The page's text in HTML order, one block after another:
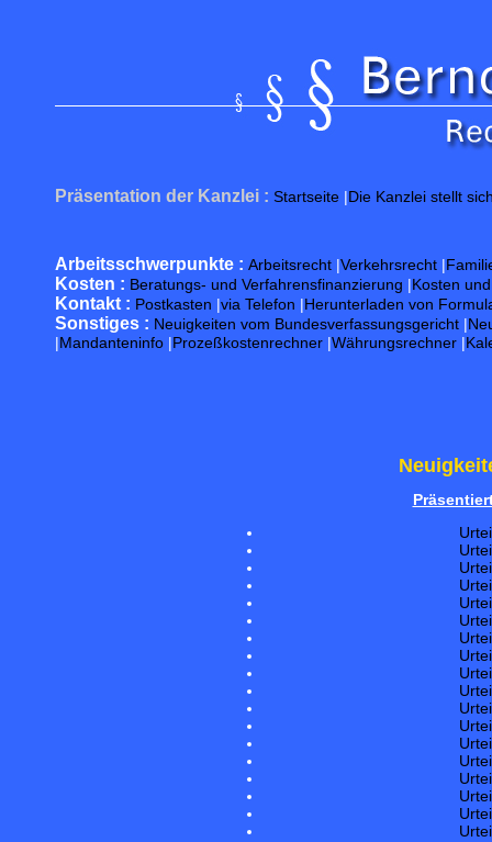
Präsentation der Kanzlei : Startseite |Die Kanzlei stellt
Arbeitsschwerpunkte : Arbeitsrecht |Verkehrsrecht |
Kosten : Beratungs- und Verfahrensfinanzierung |Kosten
Kontakt : Postkasten |via Telefon |Herunterladen von
Sonstiges : Neuigkeiten vom Bundesverfassungsgericht |
|Mandanteninfo |Prozeßkostenrechner |Währungsrechner |